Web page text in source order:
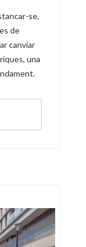
se,
de
canviar
una